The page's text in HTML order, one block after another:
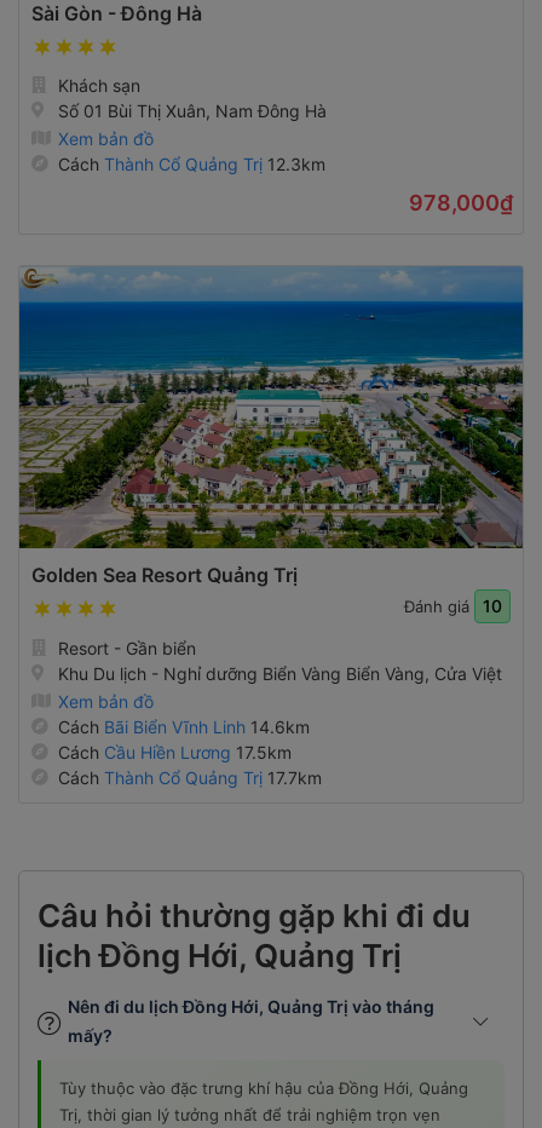
Sài Gòn - Đông Hà
Khách sạn
Số 01 Bùi Thị Xuân, Nam Đông Hà
Xem bản đồ
Cách Thành Cổ Quảng Trị 12.3km
978,000₫
Golden Sea Resort Quảng Trị
Đánh giá 10
Resort - Gần biển
Khu Du lịch - Nghỉ dưỡng Biển Vàng Biển Vàng, Cửa Việt
Xem bản đồ
Cách Bãi Biển Vĩnh Linh 14.6km
Cách Cầu Hiền Lương 17.5km
Cách Thành Cổ Quảng Trị 17.7km
Câu hỏi thường gặp khi đi du
lịch Đồng Hới, Quảng Trị
Nên đi du lịch Đồng Hới, Quảng Trị vào tháng
mấy?
Tùy thuộc vào đặc trưng khí hậu của Đồng Hới, Quảng
Trị, thời gian lý tưởng nhất để trải nghiệm trọn vẹn